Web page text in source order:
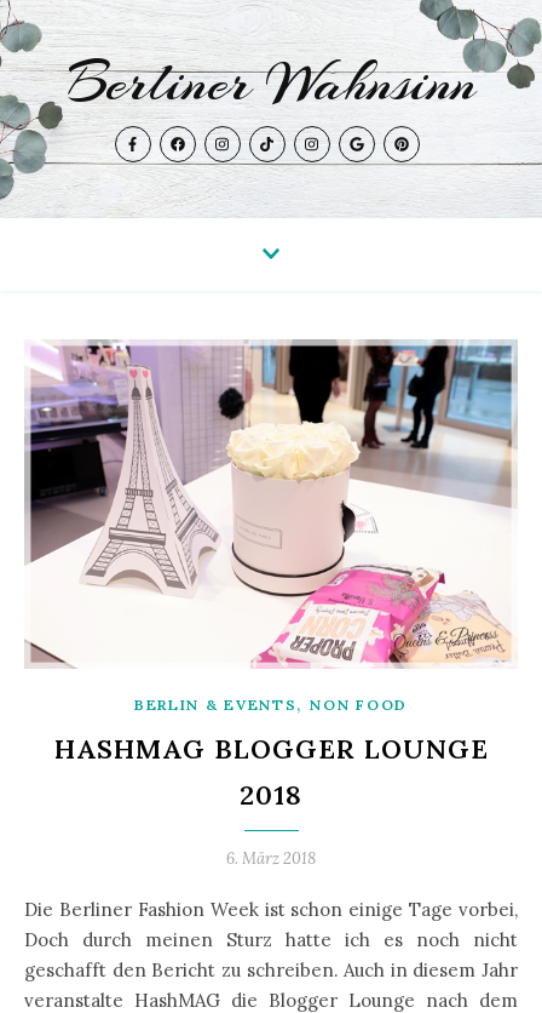
Berliner Wahnsinn
BERLIN & EVENTS ,NON FOOD
HASHMAG BLOGGER LOUNGE
2018
6. März 2018
Die Berliner Fashion Week ist schon einige Tage vorbei,
Doch durch meinen Sturz hatte ich es noch nicht
geschafft den Bericht zu schreiben. Auch in diesem Jahr
veranstalte HashMAG die Blogger Lounge nach dem